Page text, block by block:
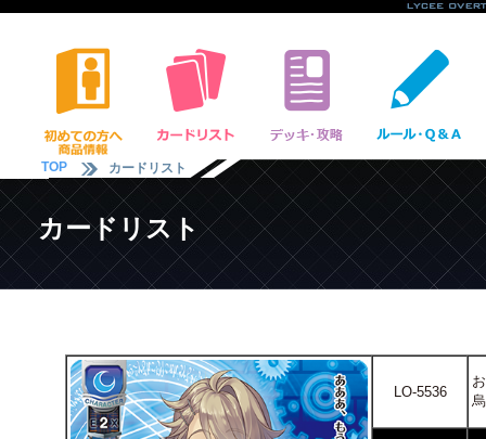
TOP カードリスト
カードリスト
LO-5536